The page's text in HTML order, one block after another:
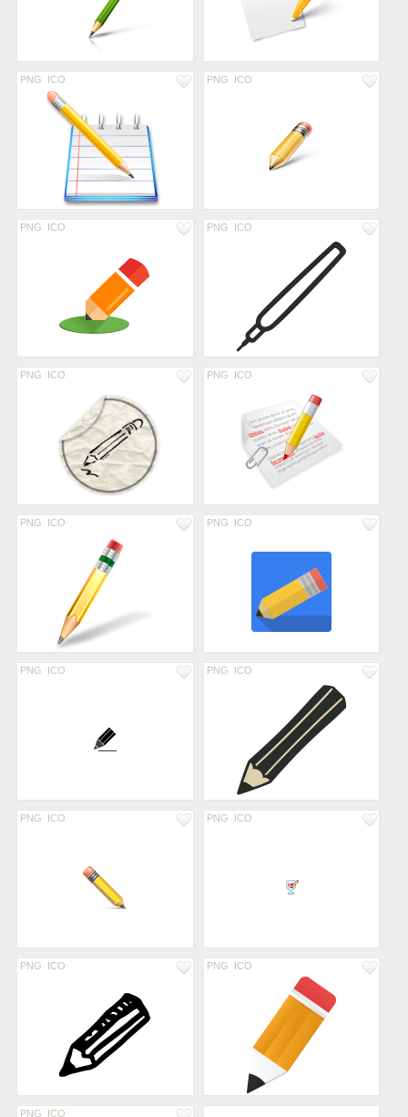
PNG ICO PNG ICO
PNG ICO PNG ICO
PNG ICO PNG ICO
PNG ICO PNG ICO
PNG ICO PNG ICO
PNG ICO PNG ICO
PNG ICO PNG ICO
PNG ICO